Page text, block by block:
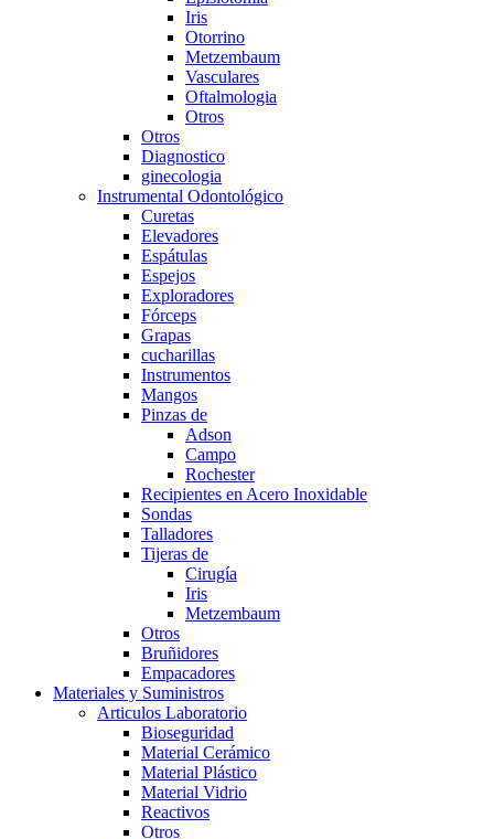
Iris
Otorrino
Metzembaum
Vasculares
Oftalmologia
Otros
Otros
Diagnostico
ginecologia
Instrumental Odontológico
Curetas
Elevadores
Espátulas
Espejos
Exploradores
Fórceps
Grapas
cucharillas
Instrumentos
Mangos
Pinzas de
Adson
Campo
Rochester
Recipientes en Acero Inoxidable
Sondas
Talladores
Tijeras de
Cirugía
Iris
Metzembaum
Otros
Bruñidores
Empacadores
Materiales y Suministros
Articulos Laboratorio
Bioseguridad
Material Cerámico
Material Plástico
Material Vidrio
Reactivos
Otros